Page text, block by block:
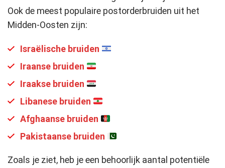
Ook de meest populaire postorderbruiden uit het
Midden-Oosten zijn:
Israëlische bruiden
Iraanse bruiden
Iraakse bruiden
Libanese bruiden
Afghaanse bruiden
Pakistaanse bruiden
Zoals je ziet, heb je een behoorlijk aantal potentiële